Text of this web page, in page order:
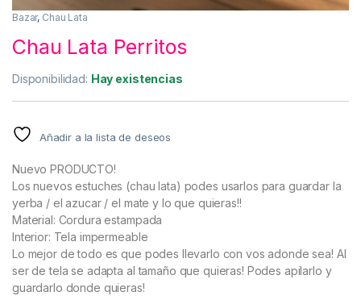
Bazar, Chau Lata
Chau Lata Perritos
Disponibilidad: Hay existencias
Añadir a la lista de deseos
Nuevo PRODUCTO!
Los nuevos estuches (chau lata) podes usarlos para guardar la
yerba / el azucar / el mate y lo que quieras!!
Material: Cordura estampada
Interior: Tela impermeable
Lo mejor de todo es que podes llevarlo con vos adonde sea! Al
ser de tela se adapta al tamaño que quieras! Podes apilarlo y
guardarlo donde quieras!